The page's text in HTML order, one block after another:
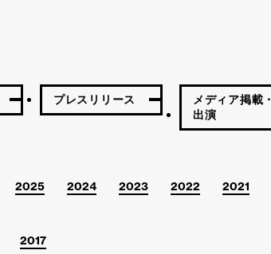
プレスリリース
メディア掲載・
出演
2025 2024 2023 2022 2021
2017